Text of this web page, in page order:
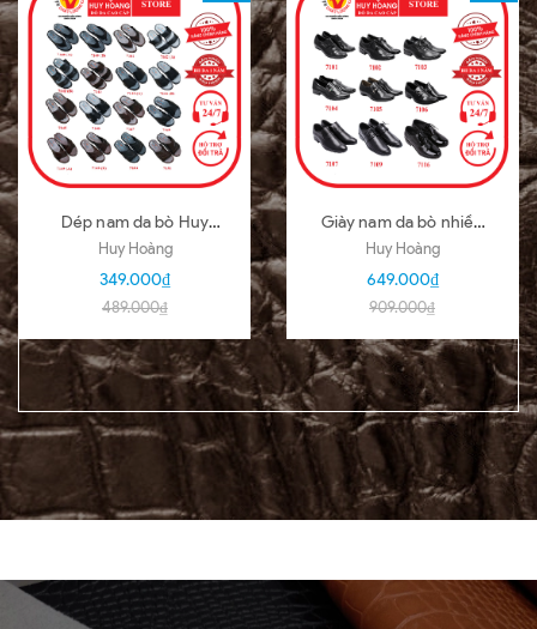
Dép nam da bò Huy
Hoàng nhiều loại nhiều
màu HD7140-51
Huy Hoàng
349.000₫
489.000₫
Giày nam da bò nhiều
loại màu đen HD7101-
02-03-04-05-06-07-
09-16
Huy Hoàng
649.000₫
909.000₫